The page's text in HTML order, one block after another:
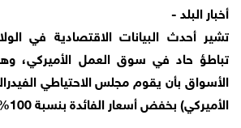
أخبار البلد -
تشير أحدث البيانات الاقتصادية في
تباطؤ حاد في سوق العمل الأميركي،
الأسواق بأن يقوم مجلس الاحتياطي
الأميركي) بخفض أسعار الفائدة بنسبة 100% بعد نحو 12 يوماً.